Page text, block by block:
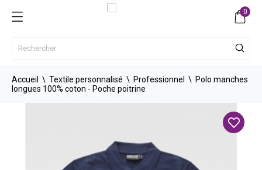
0
Accueil Textile personnalisé Professionnel
Polo manches
longues 100% coton - Poche poitrine